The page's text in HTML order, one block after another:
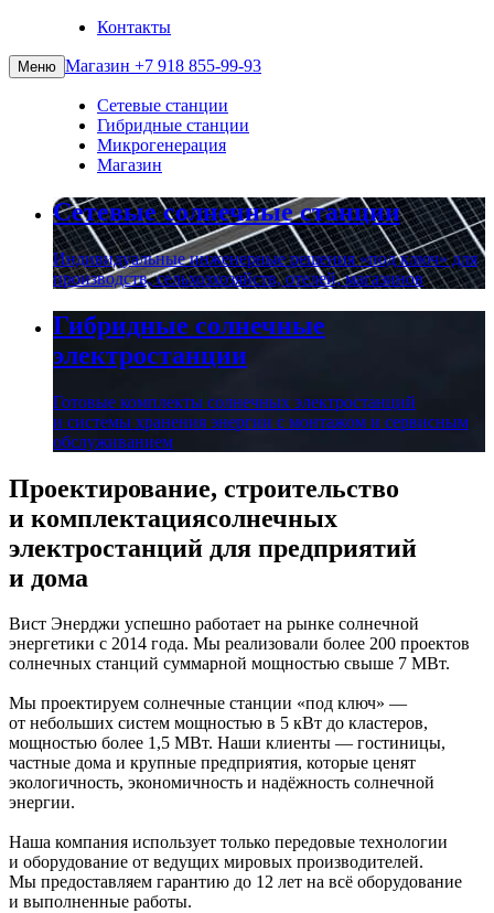
Контакты
Меню Магазин +7 918 855-99-93
Сетевые станции
Гибридные станции
Микрогенерация
Магазин
Сетевые солнечные станции
Индивидуальные инженерные решения «под ключ» для
производств, сельхозхозяйств, отелей, магазинов
Гибридные солнечные
электростанции
Готовые комплекты солнечных электростанций
и системы хранения энергии с монтажом и сервисным
обслуживанием
Проектирование, строительство
и комплектациясолнечных
электростанций для предприятий
и дома
Вист Энерджи успешно работает на рынке солнечной
энергетики с 2014 года. Мы реализовали более 200 проектов
солнечных станций суммарной мощностью свыше 7 МВт.
Мы проектируем солнечные станции «под ключ» —
от небольших систем мощностью в 5 кВт до кластеров,
мощностью более 1,5 МВт. Наши клиенты — гостиницы,
частные дома и крупные предприятия, которые ценят
экологичность, экономичность и надёжность солнечной
энергии.
Наша компания использует только передовые технологии
и оборудование от ведущих мировых производителей.
Мы предоставляем гарантию до 12 лет на всё оборудование
и выполненные работы.